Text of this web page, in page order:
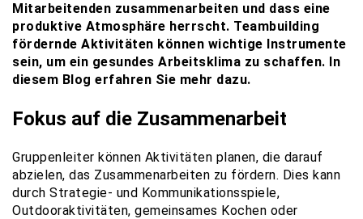
Mitarbeitenden zusammenarbeiten und dass eine
produktive Atmosphäre herrscht. Teambuilding
fördernde Aktivitäten können wichtige Instrumente
sein, um ein gesundes Arbeitsklima zu schaffen. In
diesem Blog erfahren Sie mehr dazu.
Fokus auf die Zusammenarbeit
Gruppenleiter können Aktivitäten planen, die darauf
abzielen, das Zusammenarbeiten zu fördern. Dies kann
durch Strategie- und Kommunikationsspiele,
Outdooraktivitäten, gemeinsames Kochen oder